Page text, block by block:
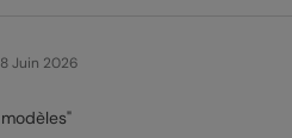
Juin 2026